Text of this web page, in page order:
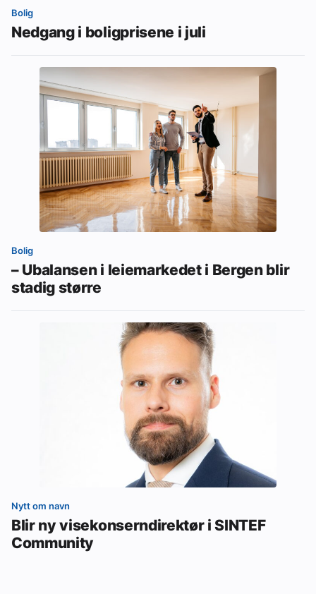
Bolig
Nedgang i boligprisene i juli
Bolig
– Ubalansen i leiemarkedet i Bergen blir
stadig større
Nytt om navn
Blir ny visekonserndirektør i SINTEF
Community